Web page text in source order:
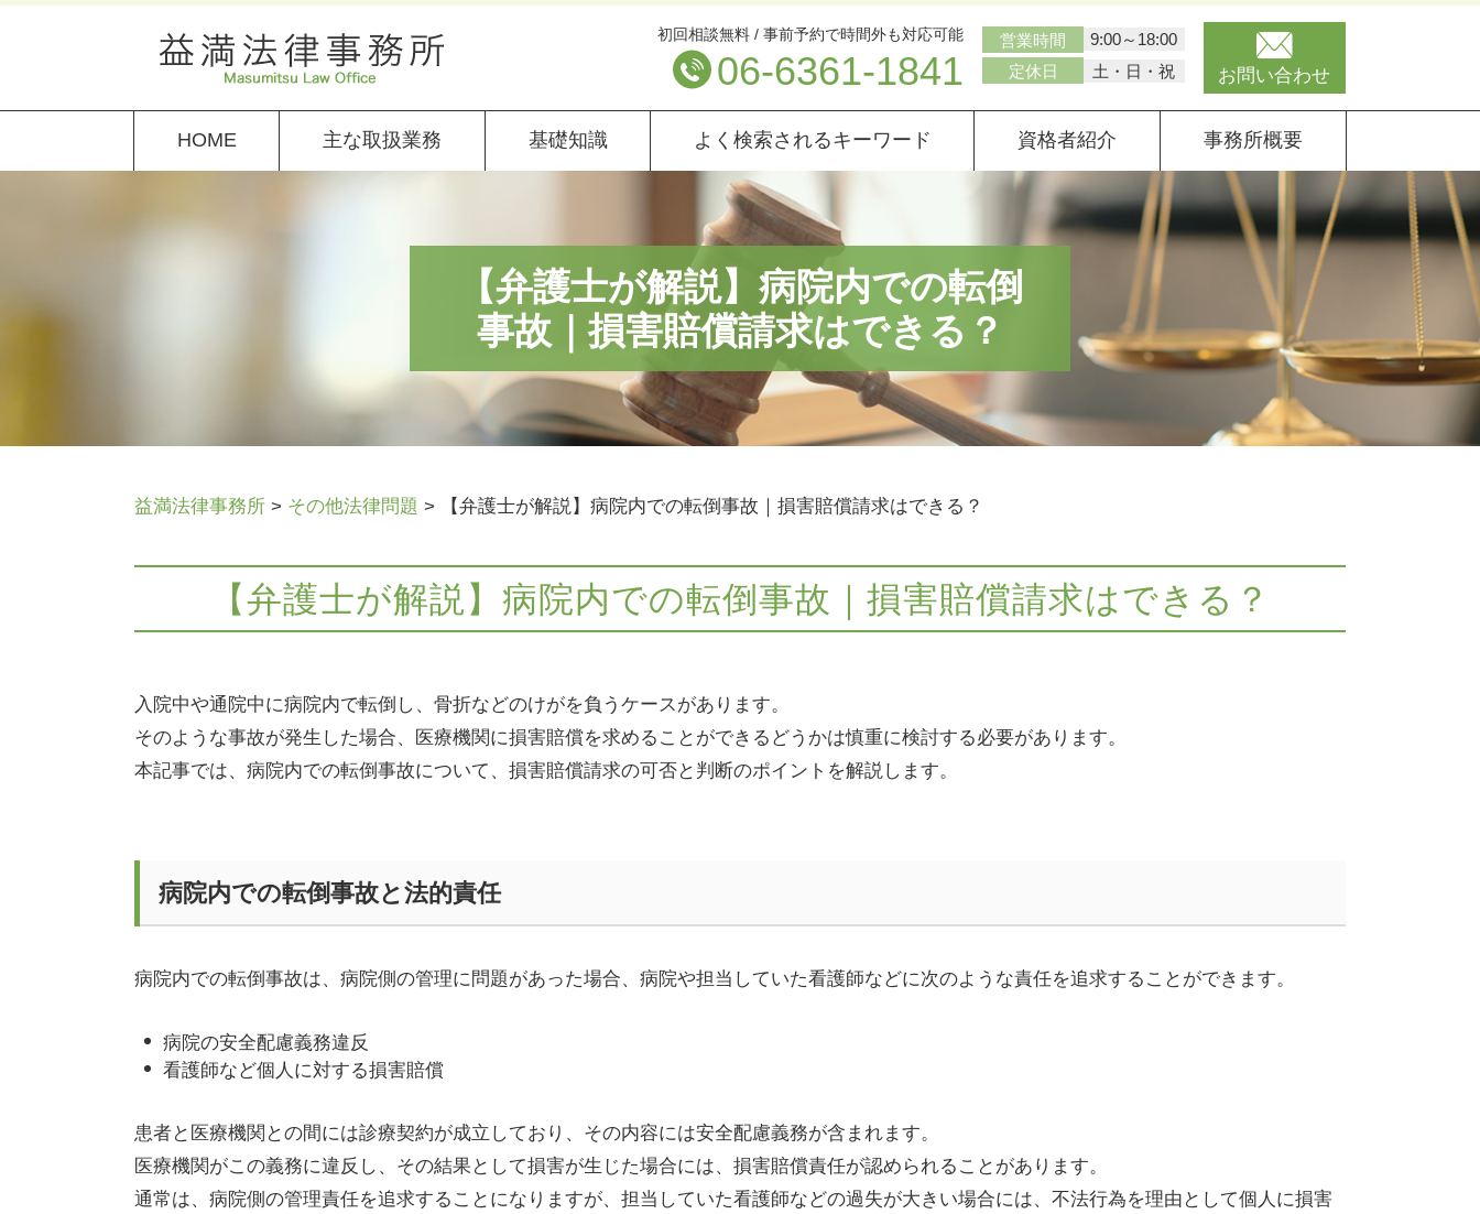
【弁護士が解説】病院内での転倒
事故｜損害賠償請求はできる？
初回相談無料 / 事前予約で時間外も対応可能
06-6361-1841
営業時間
9:00～18:00
定休日
土・日・祝 お問い合わせ
HOME 主な取扱業務 基礎知識 よく検索されるキーワード 資格者紹介 事務所概要
益満法律事務所 > その他法律問題 > 【弁護士が解説】病院内での転倒事故｜損害賠償請求はできる？
【弁護士が解説】病院内での転倒事故｜損害賠償請求はできる？
入院中や通院中に病院内で転倒し、骨折などのけがを負うケースがあります。
そのような事故が発生した場合、医療機関に損害賠償を求めることができるどうかは慎重に検討する必要があります。
本記事では、病院内での転倒事故について、損害賠償請求の可否と判断のポイントを解説します。
病院内での転倒事故と法的責任
病院内での転倒事故は、病院側の管理に問題があった場合、病院や担当していた看護師などに次のような責任を追求することができます。
病院の安全配慮義務違反
看護師など個人に対する損害賠償
患者と医療機関との間には診療契約が成立しており、その内容には安全配慮義務が含まれます。
医療機関がこの義務に違反し、その結果として損害が生じた場合には、損害賠償責任が認められることがあります。
通常は、病院側の管理責任を追求することになりますが、担当していた看護師などの過失が大きい場合には、不法行為を理由として個人に損害